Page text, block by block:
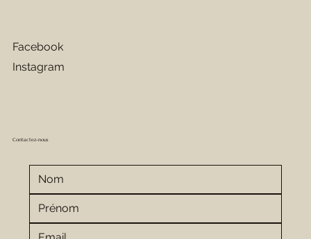
Facebook
Instagram
Contactez-nous